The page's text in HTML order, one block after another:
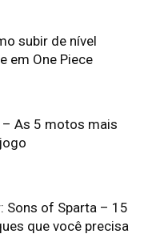
subir de nível
em One Piece
– As 5 motos mais
Sons of Sparta – 15
que você precisa